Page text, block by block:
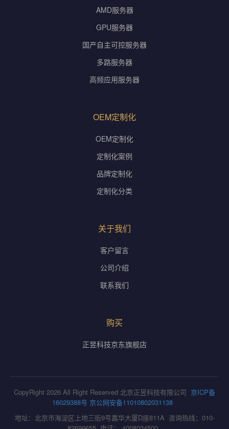
AMD服务器
GPU服务器
国产自主可控服务器
多路服务器
高频应用服务器
OEM定制化
OEM定制化
定制化案例
品牌定制化
定制化分类
关于我们
客户留言
公司介绍
联系我们
购买
正昱科技京东旗舰店
CopyRight 2026 All Right Reserved 北京正昱科技有限公司 京ICP备
16029388号 京公网安备11010802031138
地址：北京市海淀区上地三街9号嘉华大厦D座811A 咨询热线：010-